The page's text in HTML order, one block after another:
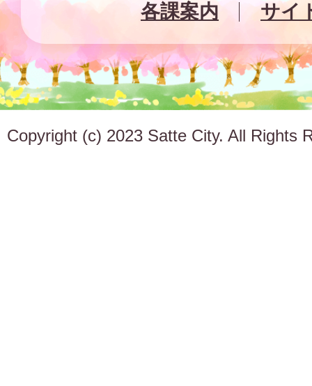
各課案内
サイ
Copyright (c) 2023 Satte City. All Rights